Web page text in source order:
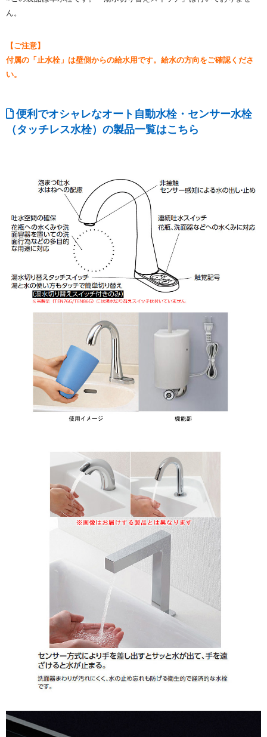
ん。
【ご注意】
付属の「止水栓」は壁側からの給水用です。給水の方向をご確認くださ
い。
便利でオシャレなオート自動水栓・センサー水栓
（タッチレス水栓）の製品一覧はこちら